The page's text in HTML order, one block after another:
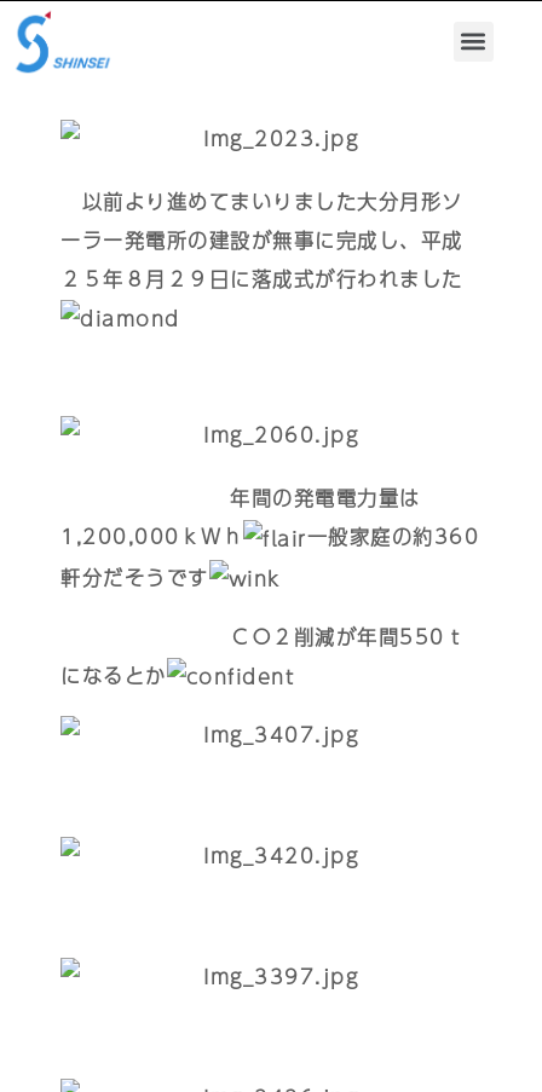
以前より進めてまいりました大分月形ソ
ーラー発電所の建設が無事に完成し、平成
２５年８月２９日に落成式が行われました
年間の発電電力量は
1,200,000ｋＷｈ
一般家庭の約360
軒分だそうです
ＣＯ２削減が年間550ｔ
になるとか